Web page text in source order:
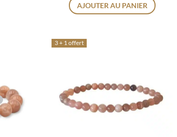
AJOUTER AU PANIER
3 + 1 offert